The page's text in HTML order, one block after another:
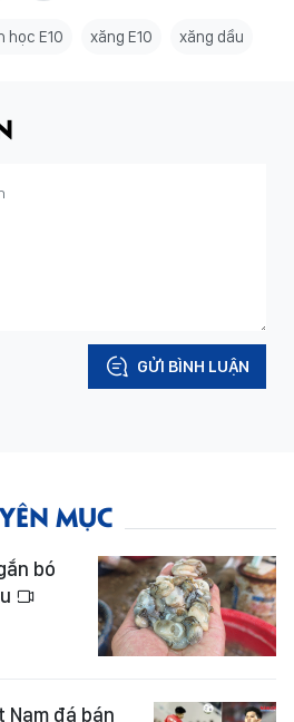
học E10 xăng E10 xăng dầu
GỬI BÌNH LUẬN
MỤC
bó
Nam đá bán